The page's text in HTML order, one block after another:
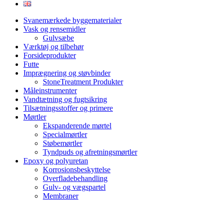
Svanemærkede byggematerialer
Vask og rensemidler
Gulvsæbe
Værktøj og tilbehør
Forsideprodukter
Futte
Imprægnering og støvbinder
StoneTreatment Produkter
Måleinstrumenter
Vandtætning og fugtsikring
Tilsætningsstoffer og primere
Mørtler
Ekspanderende mørtel
Specialmørtler
Støbemørtler
Tyndpuds og afretningsmørtler
Epoxy og polyuretan
Korrosionsbeskyttelse
Overfladebehandling
Gulv- og vægspartel
Membraner